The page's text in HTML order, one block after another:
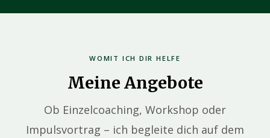
WOMIT ICH DIR HELFE
Meine Angebote
Ob Einzelcoaching, Workshop oder
Impulsvortrag – ich begleite dich auf dem